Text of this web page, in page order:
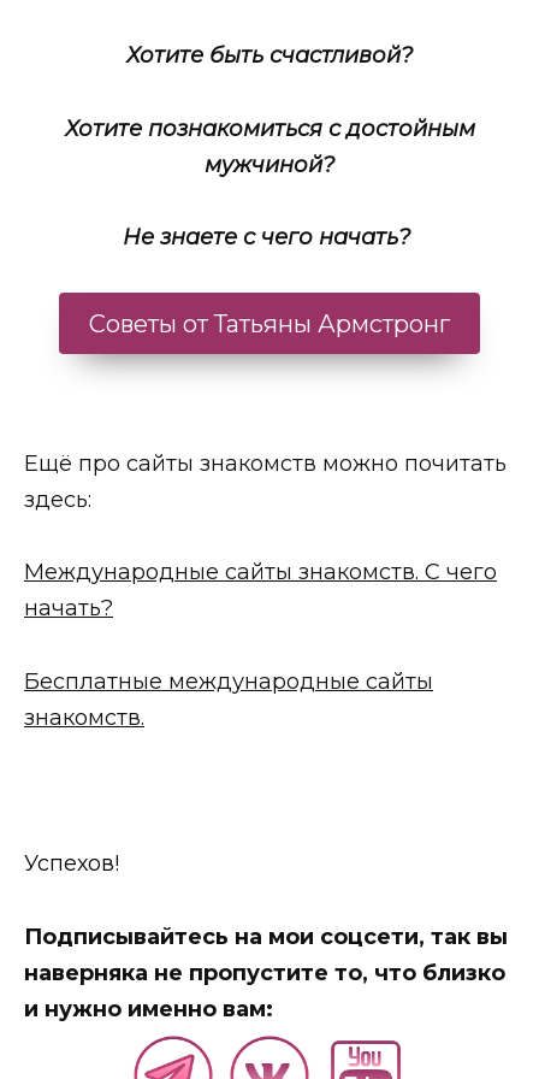
Хотите быть счастливой?
Хотите познакомиться с достойным
мужчиной?
Не знаете с чего начать?
Советы от Татьяны Армстронг
Ещё про сайты знакомств можно почитать
здесь:
Международные сайты знакомств. С чего
начать?
Бесплатные международные сайты
знакомств.
Успехов!
Подписывайтесь на мои соцсети, так вы
наверняка не пропустите то, что близко
и нужно именно вам: